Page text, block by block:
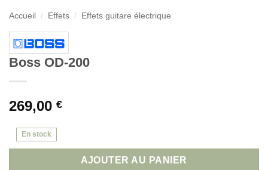
Accueil / Effets / Effets guitare électrique
Boss OD-200
269,00 €
En stock
AJOUTER AU PANIER